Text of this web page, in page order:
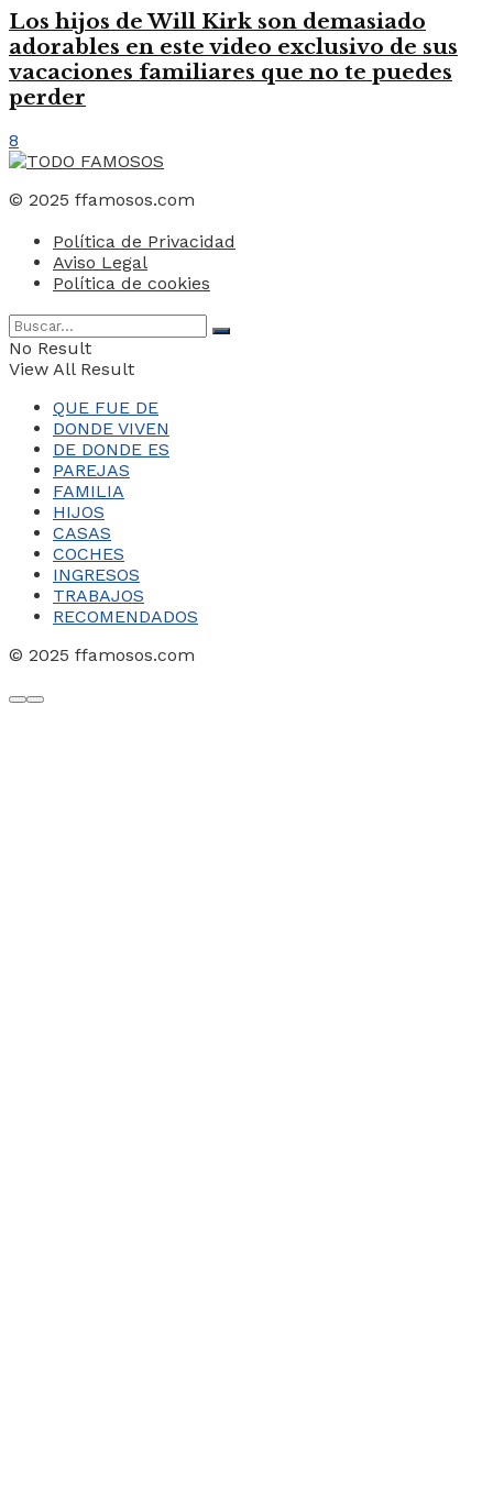
Los hijos de Will Kirk son demasiado
adorables en este video exclusivo de sus
vacaciones familiares que no te puedes
perder
8
© 2025 ffamosos.com
Política de Privacidad
Aviso Legal
Política de cookies
No Result
View All Result
QUE FUE DE
DONDE VIVEN
DE DONDE ES
PAREJAS
FAMILIA
HIJOS
CASAS
COCHES
INGRESOS
TRABAJOS
RECOMENDADOS
© 2025 ffamosos.com